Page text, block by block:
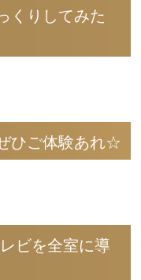
くりしてみた
ひご体験あれ☆
ビを全室に導